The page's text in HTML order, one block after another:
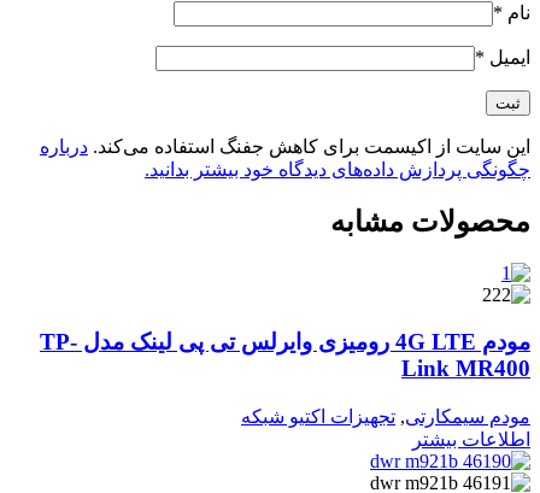
نام *
ایمیل *
این سایت از اکیسمت برای کاهش جفنگ استفاده می‌کند. درباره
چگونگی پردازش داده‌های دیدگاه خود بیشتر بدانید.
محصولات مشابه
مودم 4G LTE رومیزی وایرلس تی پی لینک مدل TP-
Link MR400
مودم سیمکارتی, تجهیزات اکتیو شبکه
اطلاعات بیشتر